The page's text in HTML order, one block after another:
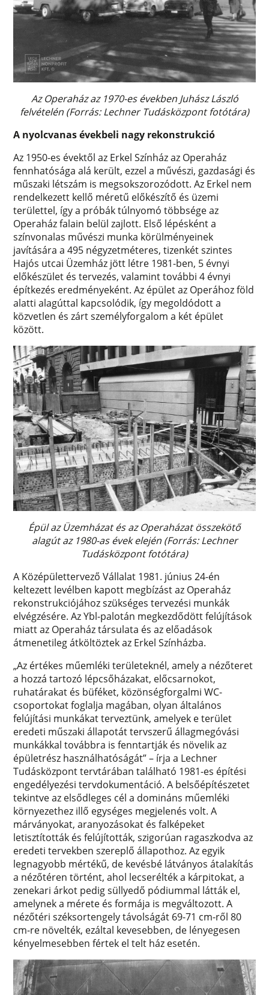
Az Operaház az 1970-es években Juhász László
felvételén (Forrás: Lechner Tudásközpont fotótára)
A nyolcvanas évekbeli nagy rekonstrukció
Az 1950-es évektől az Erkel Színház az Operaház
fennhatósága alá került, ezzel a művészi, gazdasági és
műszaki létszám is megsokszorozódott. Az Erkel nem
rendelkezett kellő méretű előkészítő és üzemi
területtel, így a próbák túlnyomó többsége az
Operaház falain belül zajlott. Első lépésként a
színvonalas művészi munka körülményeinek
javítására a 495 négyzetméteres, tizenkét szintes
Hajós utcai Üzemház jött létre 1981-ben, 5 évnyi
előkészület és tervezés, valamint további 4 évnyi
építkezés eredményeként. Az épület az Operához föld
alatti alagúttal kapcsolódik, így megoldódott a
közvetlen és zárt személyforgalom a két épület
között.
Épül az Üzemházat és az Operaházat összekötő
alagút az 1980-as évek elején (Forrás: Lechner
Tudásközpont fotótára)
A Középülettervező Vállalat 1981. június 24-én
keltezett levélben kapott megbízást az Operaház
rekonstrukciójához szükséges tervezési munkák
elvégzésére. Az Ybl-palotán megkezdődött felújítások
miatt az Operaház társulata és az előadások
átmenetileg átköltöztek az Erkel Színházba.
„Az értékes műemléki területeknél, amely a nézőteret
a hozzá tartozó lépcsőházakat, előcsarnokot,
ruhatárakat és büféket, közönségforgalmi WC-
csoportokat foglalja magában, olyan általános
felújítási munkákat terveztünk, amelyek e terület
eredeti műszaki állapotát tervszerű állagmegóvási
munkákkal továbbra is fenntartják és növelik az
épületrész használhatóságát” – írja a Lechner
Tudásközpont tervtárában található 1981-es építési
engedélyezési tervdokumentáció. A belsőépítészetet
tekintve az elsődleges cél a domináns műemléki
környezethez illő egységes megjelenés volt. A
márványokat, aranyozásokat és falképeket
letisztították és felújították, szigorúan ragaszkodva az
eredeti tervekben szereplő állapothoz. Az egyik
legnagyobb mértékű, de kevésbé látványos átalakítás
a nézőtéren történt, ahol lecserélték a kárpitokat, a
zenekari árkot pedig süllyedő pódiummal látták el,
amelynek a mérete és formája is megváltozott. A
nézőtéri széksortengely távolságát 69-71 cm-ről 80
cm-re növelték, ezáltal kevesebben, de lényegesen
kényelmesebben fértek el telt ház esetén.